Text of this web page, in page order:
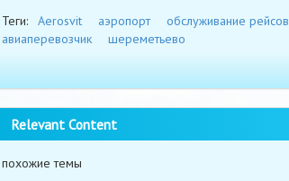
Теги: Aerosvit аэропорт обслуживание рейсов
авиаперевозчик
шереметьево
Relevant Content
похожие темы